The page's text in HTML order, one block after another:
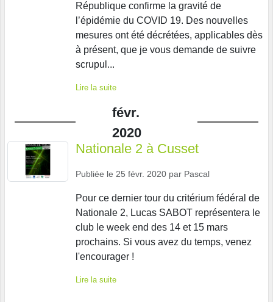
République confirme la gravité de
l’épidémie du COVID 19. Des nouvelles
mesures ont été décrétées, applicables dès
à présent, que je vous demande de suivre
scrupul...
Lire la suite
févr.
2020
Nationale 2 à Cusset
Publiée le 25 févr. 2020 par Pascal
Pour ce dernier tour du critérium fédéral de
Nationale 2, Lucas SABOT représentera le
club le week end des 14 et 15 mars
prochains. Si vous avez du temps, venez
l'encourager !
Lire la suite